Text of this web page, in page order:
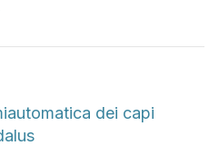
dei capi